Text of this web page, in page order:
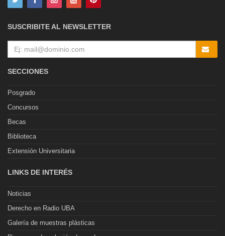
SUSCRIBITE AL NEWSLETTER
SECCIONES
Posgrado
Concursos
Becas
Biblioteca
Extensión Universitaria
LINKS DE INTERÉS
Noticias
Derecho en Radio UBA
Galería de muestras plásticas